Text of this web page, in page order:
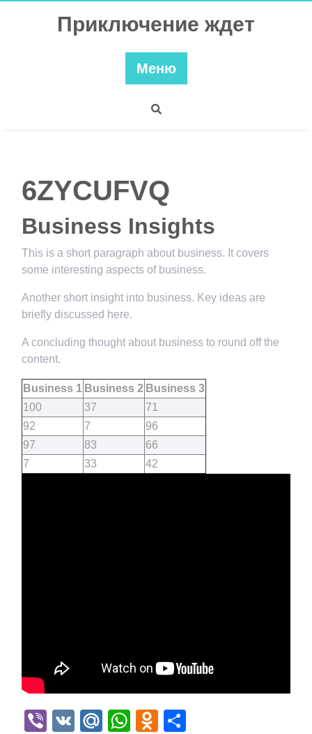
Приключение ждет
Меню
6ZYCUFVQ
Business Insights
This is a short paragraph about business. It covers
some interesting aspects of business.
Another short insight into business. Key ideas are
briefly discussed here.
A concluding thought about business to round off the
content.
Business 1 Business 2 Business 3
100
37
71
92
7
96
97
83
66
7
33 42
Viber
VK Mail.Ru
WhatsApp
Odnoklassniki